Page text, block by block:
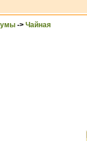
-> Чайная